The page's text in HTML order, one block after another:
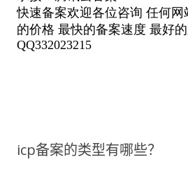
icp备案的类型有哪些？